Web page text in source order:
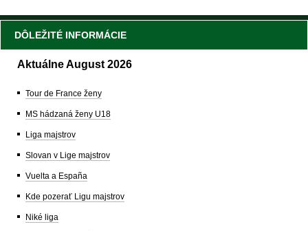
DÔLEŽITÉ INFORMÁCIE
Aktuálne August 2026
Tour de France ženy
MS hádzaná ženy U18
Liga majstrov
Slovan v Lige majstrov
Vuelta a España
Kde pozerať Ligu majstrov
Niké liga